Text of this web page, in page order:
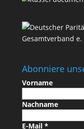
Abonniere
Vorname
Nachname
E-Mail *